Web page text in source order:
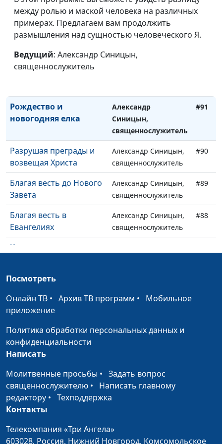
между ролью и маской человека на различных
примерах. Предлагаем вам продолжить
размышления над сущностью человеческого Я.
Ведущий: Александр Синицын,
священнослужитель
Божий инсайт
Александр Синицын,
священнослужитель
#94
Зажги себя в служении
священнослужитель
Я не хочу ходить в
Рождество и
новогодняя елка
Александр
Синицын,
священнослужитель
#91
Разрушая преграды и
возвещая Христа
Александр Синицын,
священнослужитель
#90
Благая весть до Нового
Завета
Александр Синицын,
священнослужитель
#89
Благая весть в
Евангелиях
Александр Синицын,
священнослужитель
#88
Кому мало прощается,
Вера и церковные
Всё пропало, но ты
Жизнь без крайностей
Что такое патриотизм?
Александр Синицын,
священнослужитель
Не будьте никому
Мифы в благовестии Александр Синицын, #81
Посмотреть
Онлайн ТВ • Архив ТВ программ • Мобильное
приложение
Политика обработки персональных данных и
конфиденциальности
Написать
Молитвенные просьбы • Задать вопрос
священнослужителю • Написать главному
редактору • Техподдержка
Контакты
Телекомпания «Три Ангела»
603028, Россия, Нижний Новгород, Комсомольское